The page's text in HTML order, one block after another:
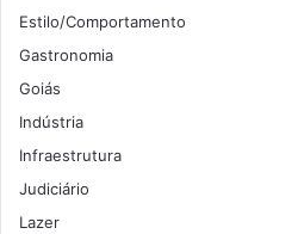
Estilo/Comportamento
Gastronomia
Goiás
Indústria
Infraestrutura
Judiciário
Lazer